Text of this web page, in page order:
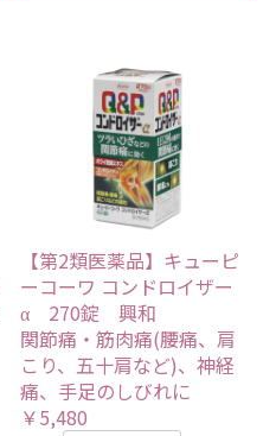
【第2類医薬品】キューピ
ーコーワ コンドロイザー
α 270錠 興和
関節痛・筋肉痛(腰痛、肩
こり、五十肩など)、神経
痛、手足のしびれに
￥5,480